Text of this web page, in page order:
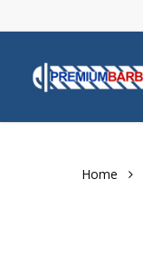
to
content
Home